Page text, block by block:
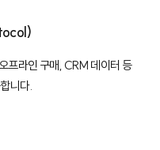
프라인 구매, CRM 데이터 등
니다.